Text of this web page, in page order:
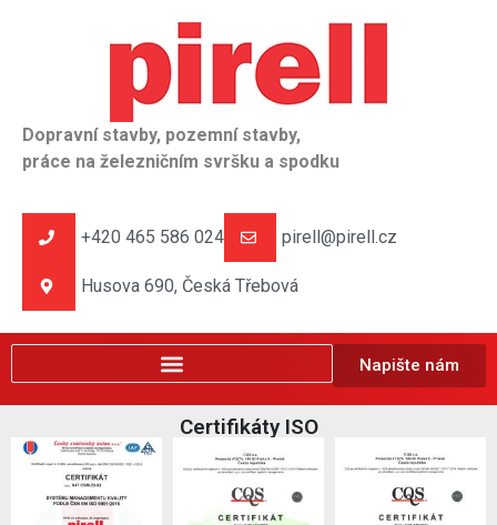
Dopravní stavby, pozemní stavby,
práce na železničním svršku a spodku
+420 465 586 024 pirell@pirell.cz
Husova 690, Česká Třebová
Napište nám
Certifikáty ISO